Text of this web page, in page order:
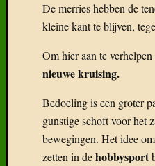
De merries hebben de
kleine kant te blijven,
Om hier aan te verhelpen
nieuwe kruising.
Bedoeling is een groter
gunstige schoft voor het
bewegingen. Het idee
zetten in dehobbysport